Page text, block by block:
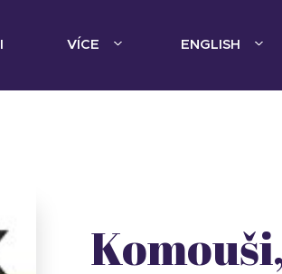
VÍCE ENGLISH